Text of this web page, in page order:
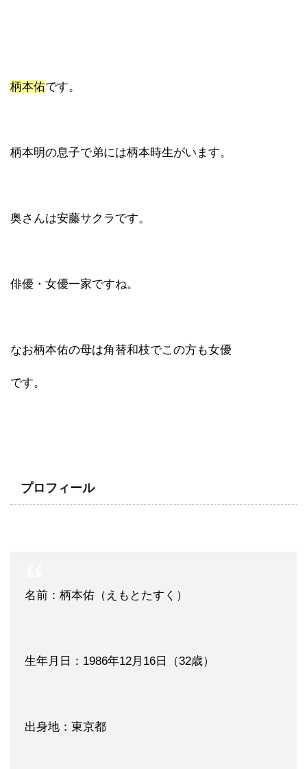
柄本佑です。
柄本明の息子で弟には柄本時生がいます。
奥さんは安藤サクラです。
俳優・女優一家ですね。
なお柄本佑の母は角替和枝でこの方も女優
です。
プロフィール
名前：柄本佑（えもとたすく）
生年月日：1986年12月16日（32歳）
出身地：東京都